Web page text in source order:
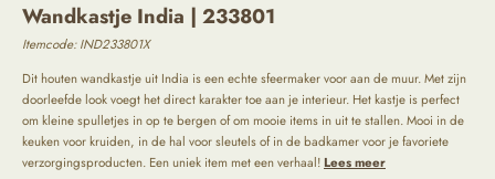
Wandkastje India | 233801
Itemcode:IND233801X
Dit houten wandkastje uit India is een echte sfeermaker voor aan de muur. Met zijn
doorleefde look voegt het direct karakter toe aan je interieur. Het kastje is perfect
om kleine spulletjes in op te bergen of om mooie items in uit te stallen. Mooi in de
keuken voor kruiden, in de hal voor sleutels of in de badkamer voor je favoriete
verzorgingsproducten. Een uniek item met een verhaal!Lees meer